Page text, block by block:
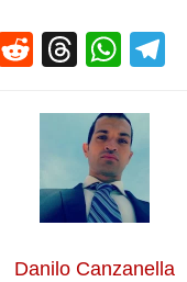
X
R
d
di
t
T
e
a
d
s
W
at
s
A
p
p
Danilo Canzanella